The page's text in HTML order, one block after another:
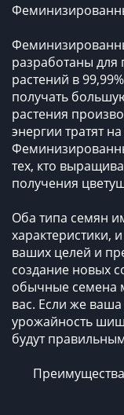
разработаны для
растений в
получать
растения
энергии тратят
тех, кто
получения
Оба типа семян
характеристики,
ваших целей и
создание новых
обычные семена
вас. Если же
урожайность
будут